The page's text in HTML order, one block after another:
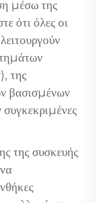
μέσω της
ότι όλες οι
της
βασισμένων
της συσκευής